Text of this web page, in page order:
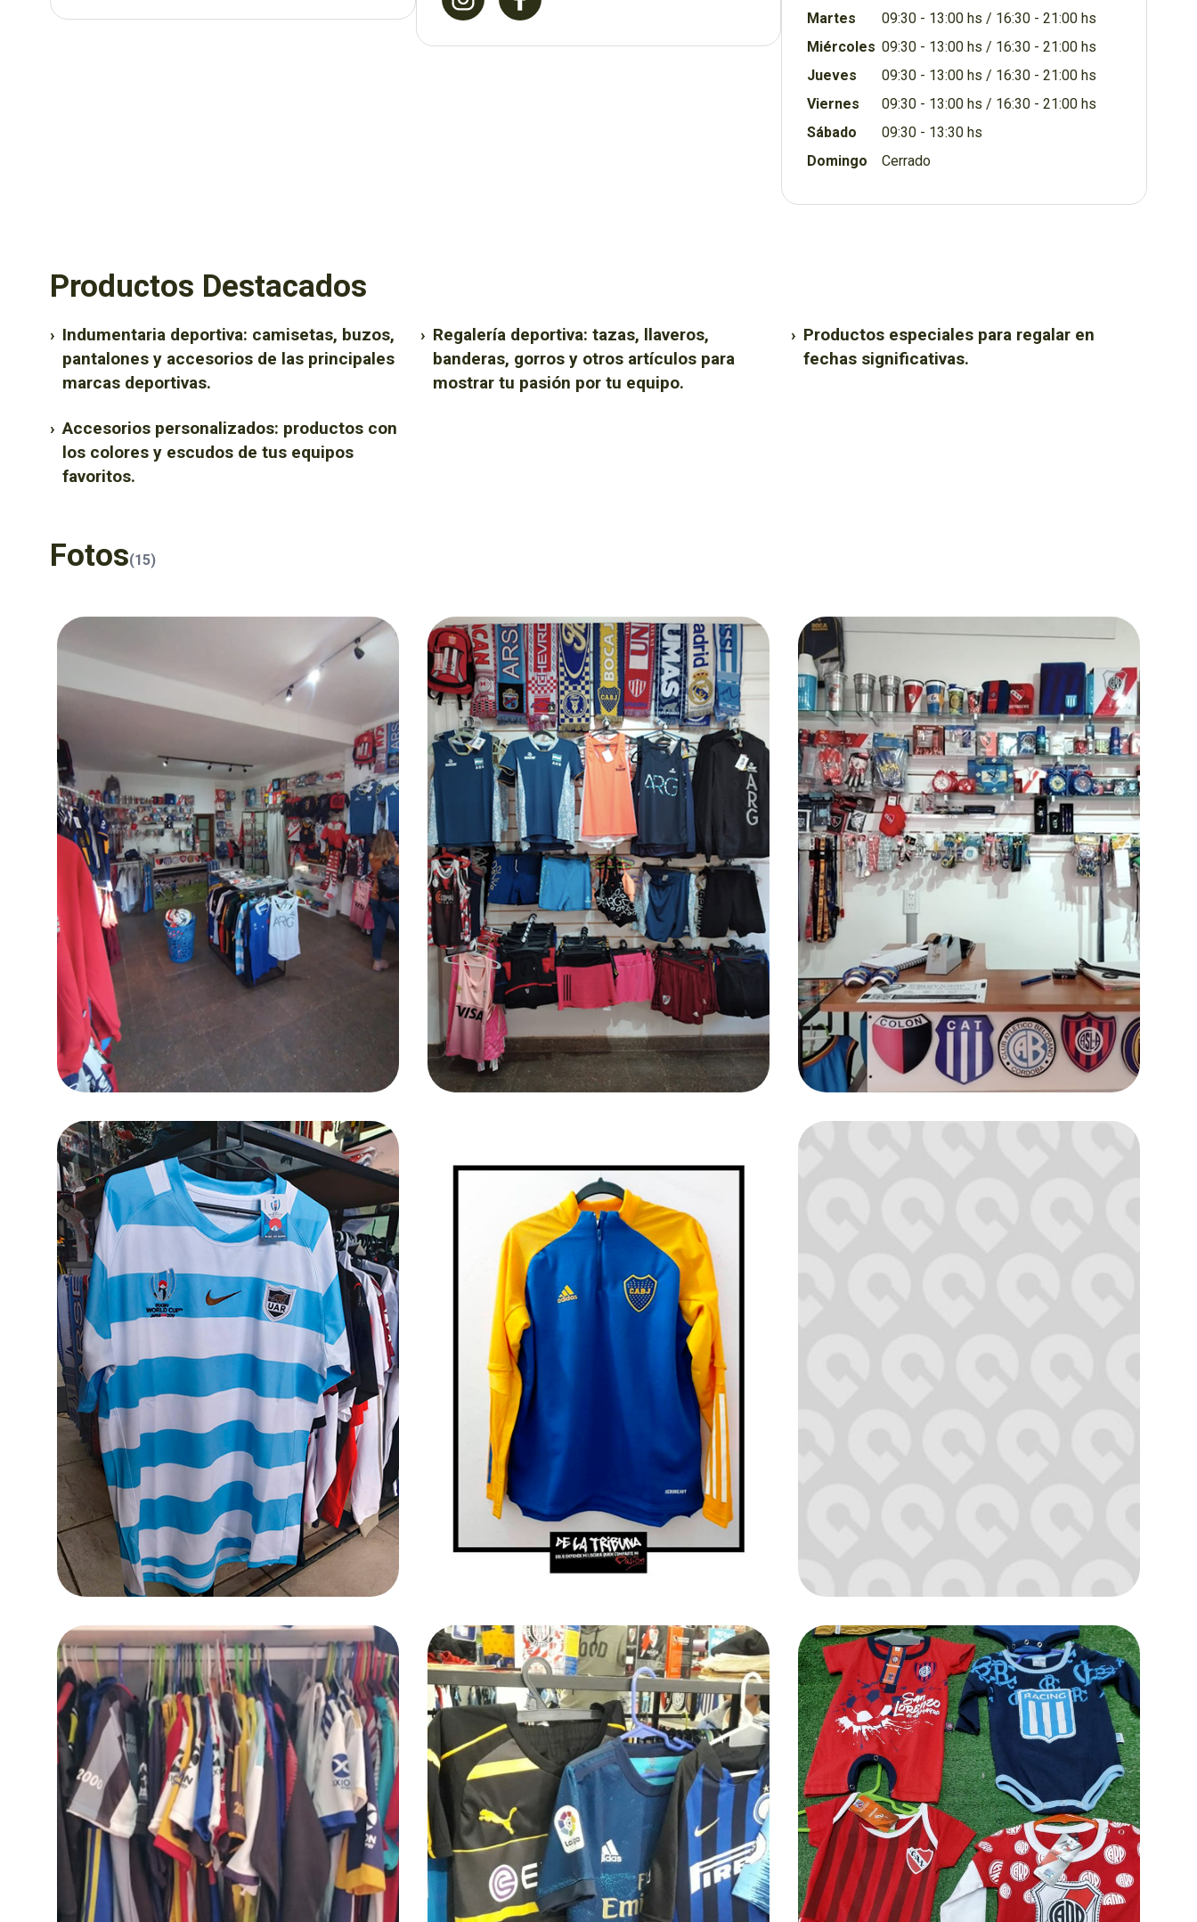
Martes
09:30 - 13:00 hs / 16:30 - 21:00 hs
Miércoles 09:30 - 13:00 hs / 16:30 - 21:00 hs
Jueves
09:30 - 13:00 hs / 16:30 - 21:00 hs
Viernes
09:30 - 13:00 hs / 16:30 - 21:00 hs
Sábado
09:30 - 13:30 hs
Domingo
Cerrado
Productos Destacados
› Indumentaria deportiva: camisetas, buzos,
pantalones y accesorios de las principales
marcas deportivas.
› Regalería deportiva: tazas, llaveros,
banderas, gorros y otros artículos para
mostrar tu pasión por tu equipo.
› Productos especiales para regalar en
fechas significativas.
› Accesorios personalizados: productos con
los colores y escudos de tus equipos
favoritos.
Fotos(15)